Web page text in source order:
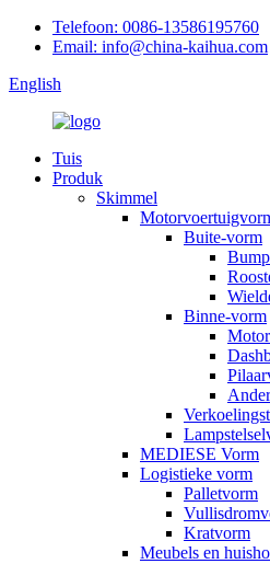
Telefoon: 0086-13586195760
Email: info@china-kaihua.com
English
Tuis
Produk
Skimmel
Buite-vorm
Binne-vorm
MEDIESE Vorm
Logistieke vorm
Palletvorm
Kratvorm
Meubels en